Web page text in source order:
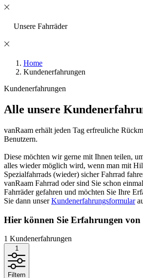
Unsere Fahrräder
Home
Kundenerfahrungen
Kundenerfahrungen
Alle unsere
vanRaam erhält jeden Tag erfreuliche
Benutzern.
Diese möchten wir gerne mit Ihnen teilen,
alles wieder möglich wird, wenn man mit
Spezialfahrrads (wieder) sicher Fahrrad
vanRaam Fahrrad oder sind Sie schon
Fahrräder gefahren und möchten Sie Ihre
Sie dann unserKundenerfahrungsformular
Hier können Sie Erfahrungen von
1 Kundenerfahrungen
1
Filtern